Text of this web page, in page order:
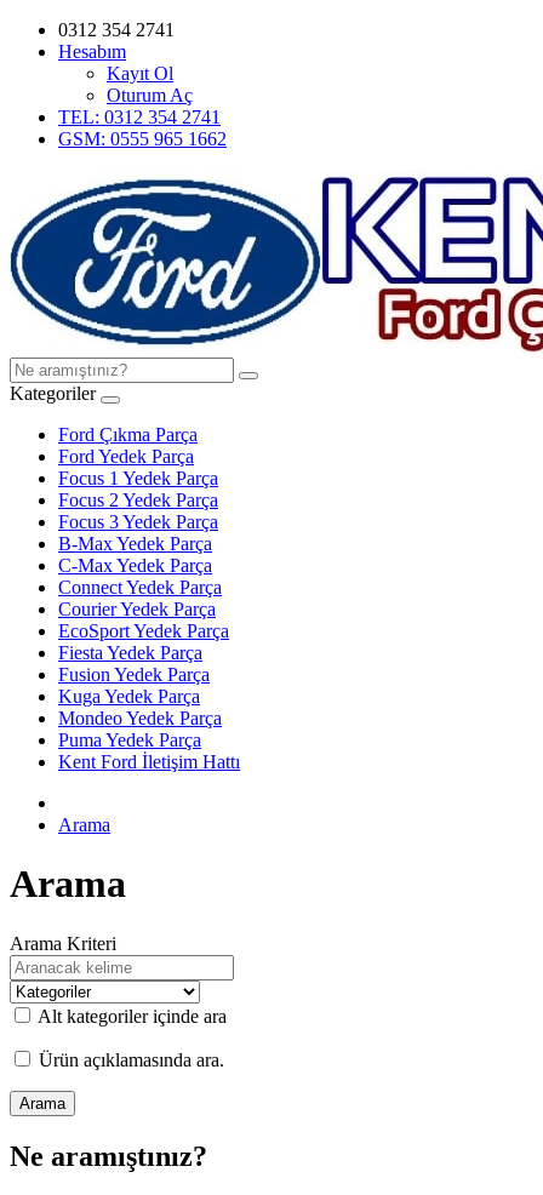
0312 354 2741
Hesabım
Kayıt Ol
Oturum Aç
TEL: 0312 354 2741
GSM: 0555 965 1662
Kategoriler
Ford Çıkma Parça
Ford Yedek Parça
Focus 1 Yedek Parça
Focus 2 Yedek Parça
Focus 3 Yedek Parça
B-Max Yedek Parça
C-Max Yedek Parça
Connect Yedek Parça
Courier Yedek Parça
EcoSport Yedek Parça
Fiesta Yedek Parça
Fusion Yedek Parça
Kuga Yedek Parça
Mondeo Yedek Parça
Puma Yedek Parça
Kent Ford İletişim Hattı
Arama
Arama
Arama Kriteri
Alt kategoriler içinde ara
Ürün açıklamasında ara.
Ne aramıştınız?